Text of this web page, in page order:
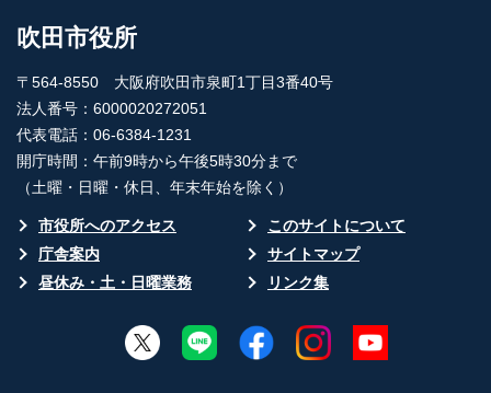
吹田市役所
〒564-8550 大阪府吹田市泉町1丁目3番40号
法人番号：6000020272051
代表電話：06-6384-1231
開庁時間：午前9時から午後5時30分まで
（土曜・日曜・休日、年末年始を除く）
市役所へのアクセス
このサイトについて
庁舎案内
サイトマップ
昼休み・土・日曜業務
リンク集